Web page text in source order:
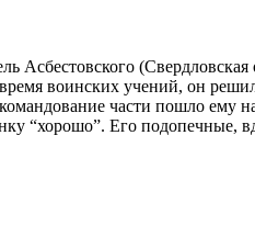
Асбестовского
воинских учений, он
части пошло ему
“хорошо”. Его подопечные,